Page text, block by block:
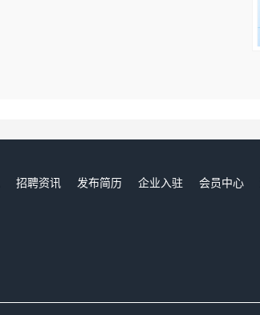
招聘资讯 发布简历 企业入驻 会员中心